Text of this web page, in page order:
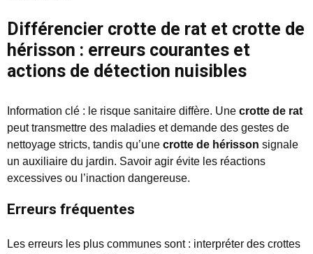
Différencier crotte de rat et crotte de
hérisson : erreurs courantes et
actions de détection nuisibles
Information clé : le risque sanitaire diffère. Une crotte de rat
peut transmettre des maladies et demande des gestes de
nettoyage stricts, tandis qu’une crotte de hérisson signale
un auxiliaire du jardin. Savoir agir évite les réactions
excessives ou l’inaction dangereuse.
Erreurs fréquentes
Les erreurs les plus communes sont : interpréter des crottes